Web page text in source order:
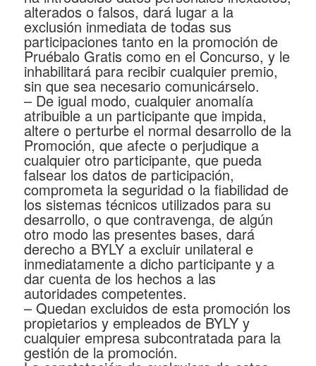
alterados o falsos, dará lugar a la
exclusión inmediata de todas sus
participaciones tanto en la promoción de
Pruébalo Gratis como en el Concurso, y le
inhabilitará para recibir cualquier premio,
sin que sea necesario comunicárselo.
– De igual modo, cualquier anomalía
atribuible a un participante que impida,
altere o perturbe el normal desarrollo de la
Promoción, que afecte o perjudique a
cualquier otro participante, que pueda
falsear los datos de participación,
comprometa la seguridad o la fiabilidad de
los sistemas técnicos utilizados para su
desarrollo, o que contravenga, de algún
otro modo las presentes bases, dará
derecho a BYLY a excluir unilateral e
inmediatamente a dicho participante y a
dar cuenta de los hechos a las
autoridades competentes.
– Quedan excluidos de esta promoción los
propietarios y empleados de BYLY y
cualquier empresa subcontratada para la
gestión de la promoción.